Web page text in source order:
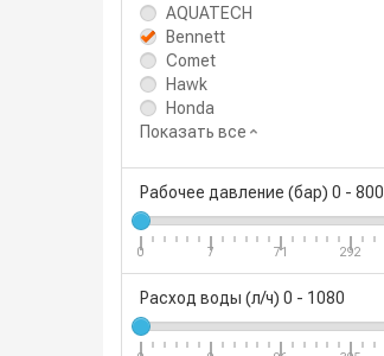
AQUATECH
Bennett
Comet
Hawk
Honda
Показать все
Рабочее давление (бар) 0 - 800
0 7 71 292
Расход воды (л/ч) 0 - 1080